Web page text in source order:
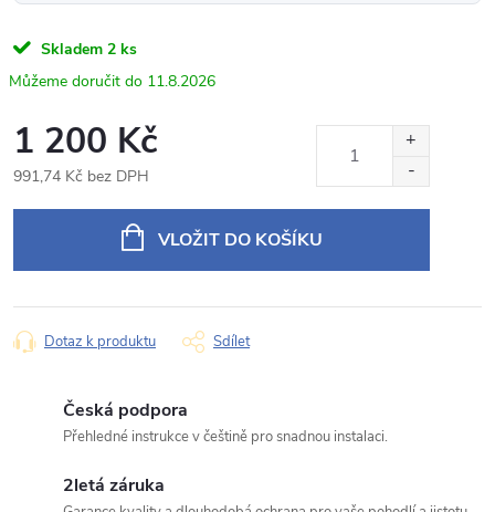
Napište nám svůj dotaz
Produkt:
Corolla X
Jméno
Váš dotaz
Skladem 2 ks
11.8.2026
1 200 Kč
991,74 Kč bez DPH
VLOŽIT DO KOŠÍKU
Dotaz k produktu Sdílet
Česká podpora
Přehledné instrukce v češtině pro snadnou instalaci.
2letá záruka